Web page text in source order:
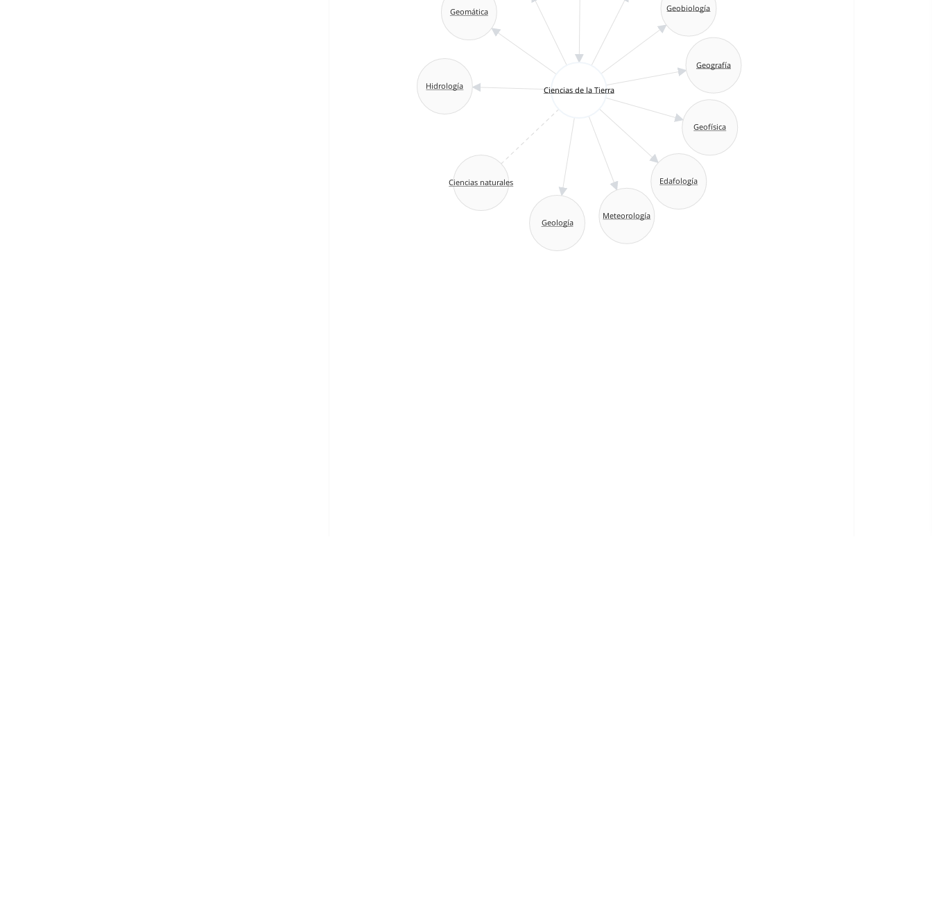
Geografía
Edafología
Meteorología
Geobiología
Ciencias naturales
Geomática
Geofísica
Ciencias de la Tierra
Geología
Hidrología